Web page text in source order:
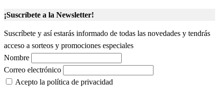
¡Suscríbete a la Newsletter!
Suscríbete y así estarás informado de todas las novedades y tendrás
acceso a sorteos y promociones especiales
Nombre
Correo electrónico
Acepto la política de privacidad